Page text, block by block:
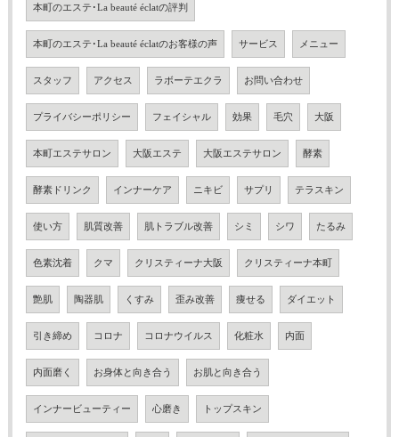
本町のエステ･La beauté éclatの評判
本町のエステ･La beauté éclatのお客様の声 サービス メニュー
スタッフ アクセス ラボーテエクラ お問い合わせ
プライバシーポリシー フェイシャル 効果 毛穴 大阪
本町エステサロン 大阪エステ 大阪エステサロン 酵素
酵素ドリンク インナーケア ニキビ サプリ テラスキン
使い方 肌質改善 肌トラブル改善 シミ シワ たるみ
色素沈着 クマ クリスティーナ大阪 クリスティーナ本町
艶肌 陶器肌 くすみ 歪み改善 痩せる ダイエット
引き締め コロナ コロナウイルス 化粧水 内面
内面磨く お身体と向き合う お肌と向き合う
インナービューティー 心磨き トップスキン